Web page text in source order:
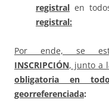
registral en
registral:
Por ende, se
INSCRIPCIÓN, junto a
obligatoria en
georreferenciada: